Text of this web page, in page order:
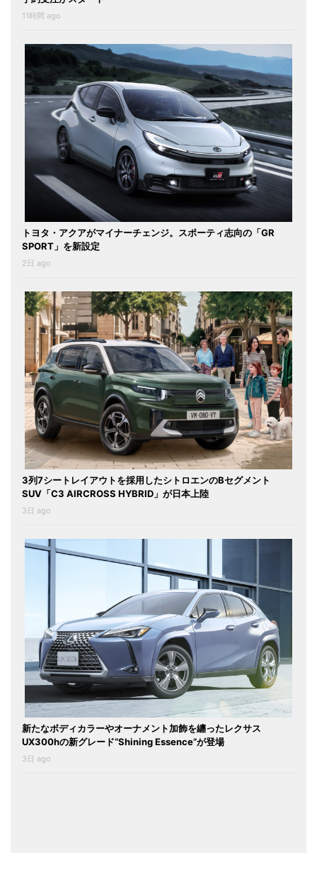
11時間 ago
トヨタ・アクアがマイナーチェンジ。スポーティ志向の「GR
SPORT」を新設定
2日 ago
3列7シートレイアウトを採用したシトロエンのBセグメント
SUV「C3 AIRCROSS HYBRID」が日本上陸
3日 ago
新たなボディカラーやオーナメント加飾を纏ったレクサス
UX300hの新グレード“Shining Essence”が登場
3日 ago